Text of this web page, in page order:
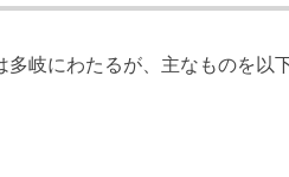
岐にわたるが、主なものを以